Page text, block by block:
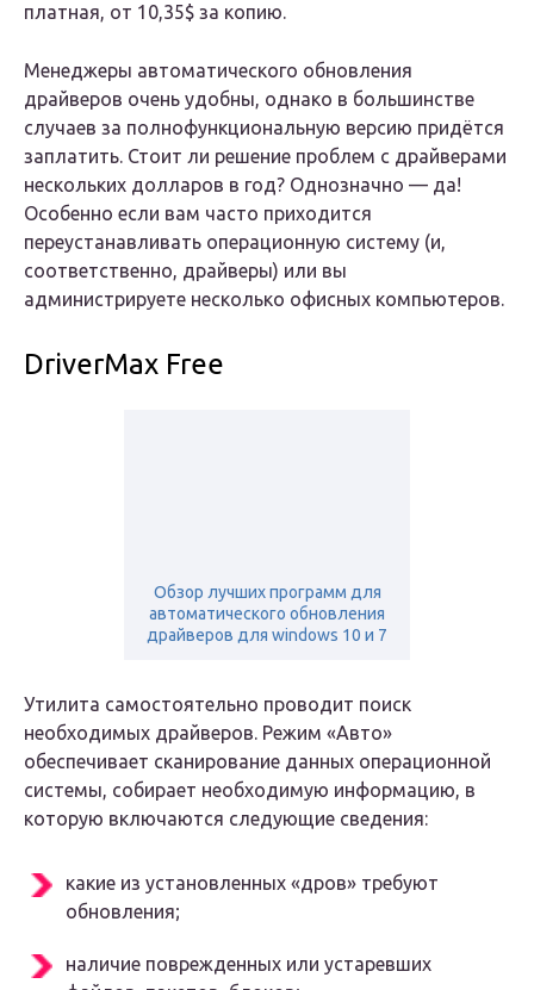
платная, от 10,35$ за копию.
Менеджеры автоматического обновления
драйверов очень удобны, однако в большинстве
случаев за полнофункциональную версию придётся
заплатить. Стоит ли решение проблем с драйверами
нескольких долларов в год? Однозначно — да!
Особенно если вам часто приходится
переустанавливать операционную систему (и,
соответственно, драйверы) или вы
администрируете несколько офисных компьютеров.
DriverMax Free
Обзор лучших программ для
автоматического обновления
драйверов для windows 10 и 7
Утилита самостоятельно проводит поиск
необходимых драйверов. Режим «Авто»
обеспечивает сканирование данных операционной
системы, собирает необходимую информацию, в
которую включаются следующие сведения:
какие из установленных «дров» требуют
обновления;
наличие поврежденных или устаревших